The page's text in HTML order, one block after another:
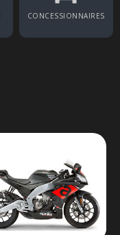
CONCESSIONNAIRES